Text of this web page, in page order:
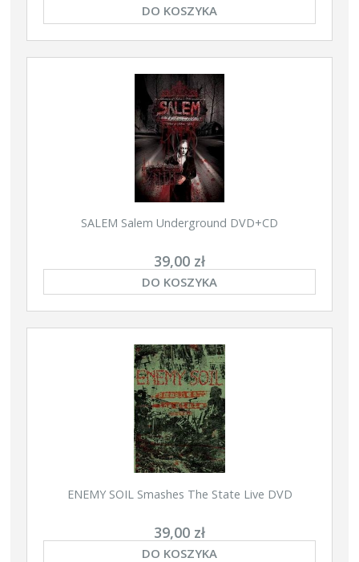
DO KOSZYKA
SALEM Salem Underground DVD+CD
39,00 zł
DO KOSZYKA
ENEMY SOIL Smashes The State Live DVD
39,00 zł
DO KOSZYKA